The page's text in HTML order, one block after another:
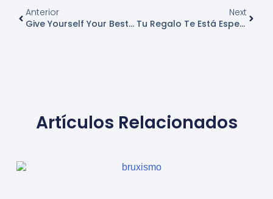
Anterior
Give Yourself Your Best Smile This Christmas
Next
Tu Regalo Te Está Esperando En Clínica Dental Vallecas
Artículos Relacionados